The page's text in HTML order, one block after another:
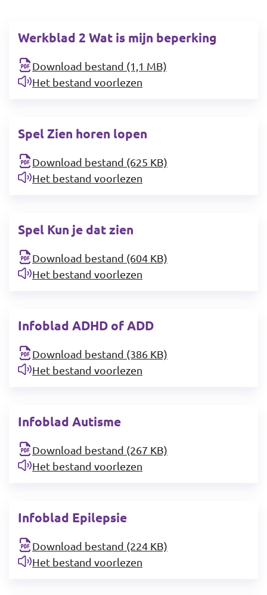
Werkblad 2 Wat is mijn beperking
Download bestand (1,1 MB)
Het bestand voorlezen
Spel Zien horen lopen
Download bestand (625 KB)
Het bestand voorlezen
Spel Kun je dat zien
Download bestand (604 KB)
Het bestand voorlezen
Infoblad ADHD of ADD
Download bestand (386 KB)
Het bestand voorlezen
Infoblad Autisme
Download bestand (267 KB)
Het bestand voorlezen
Infoblad Epilepsie
Download bestand (224 KB)
Het bestand voorlezen